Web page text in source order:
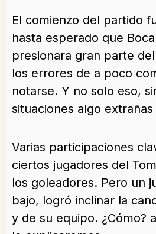
El comienzo del partido
hasta esperado que
presionara gran parte
los errores de a poco
notarse. Y no solo eso,
situaciones algo
Varias participaciones
ciertos jugadores del
los goleadores. Pero un
bajo, logró inclinar la
y de su equipo. ¿Cómo?